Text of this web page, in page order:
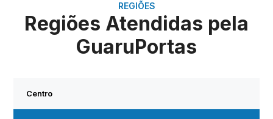
REGIÕES
Regiões Atendidas pela
GuaruPortas
Centro